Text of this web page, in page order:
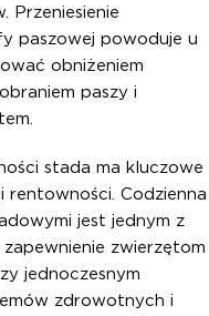
Przeniesienie
paszowej powoduje u
obniżeniem
paszy i
stada ma kluczowe
rentowności. Codzienna
jest jednym z
zwierzętom
jednoczesnym
zdrowotnych i